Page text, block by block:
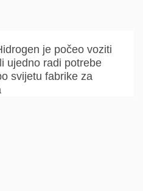
je počeo voziti
ujedno radi potrebe
svijetu fabrike za